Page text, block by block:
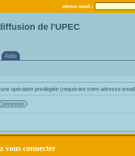
vous connecter
adresse email :
de l'UPEC
Aide
opération privilégiée (requérant votre adresse